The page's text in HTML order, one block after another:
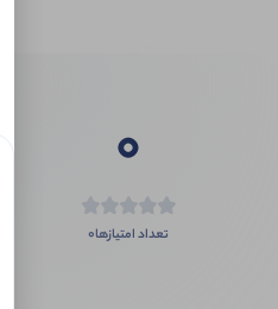
0
تعداد امتیازها0